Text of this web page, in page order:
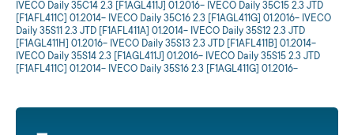
IVECO Daily 35C14 2.3 [F1AGL411J] 01.2016- IVECO Daily 35C15 2.3 JTD
[F1AFL411C] 01.2014- IVECO Daily 35C16 2.3 [F1AGL411G] 01.2016- IVECO
Daily 35S11 2.3 JTD [F1AFL411A] 01.2014- IVECO Daily 35S12 2.3 JTD
[F1AGL411H] 01.2016- IVECO Daily 35S13 2.3 JTD [F1AFL411B] 01.2014-
IVECO Daily 35S14 2.3 [F1AGL411J] 01.2016- IVECO Daily 35S15 2.3 JTD
[F1AFL411C] 01.2014- IVECO Daily 35S16 2.3 [F1AGL411G] 01.2016-